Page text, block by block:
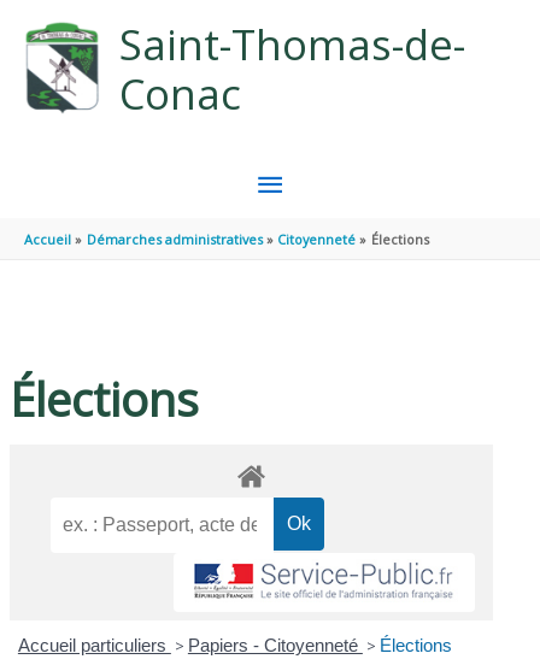
Saint-Thomas-de-
Conac
MENU
PRINCIPAL
Accueil Démarches administratives Citoyenneté Élections
Élections
Accueil particuliers > Papiers - Citoyenneté > Élections